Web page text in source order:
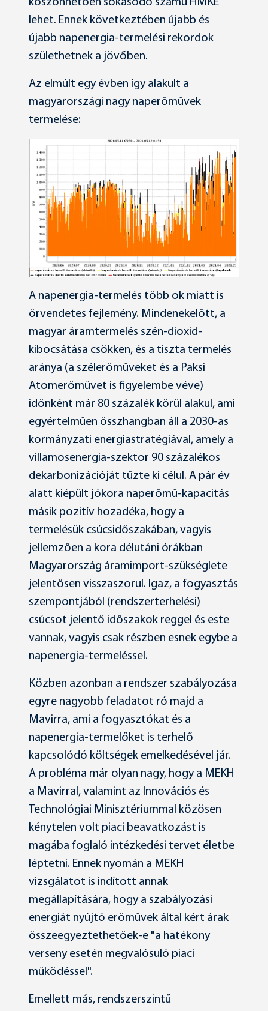
köszönhetően sokasodó számú HMKE
lehet. Ennek következtében újabb és
újabb napenergia-termelési rekordok
születhetnek a jövőben.
Az elmúlt egy évben így alakult a
magyarországi nagy naperőművek
termelése:
A napenergia-termelés több ok miatt is
örvendetes fejlemény. Mindenekelőtt, a
magyar áramtermelés szén-dioxid-
kibocsátása csökken, és a tiszta termelés
aránya (a szélerőműveket és a Paksi
Atomerőművet is figyelembe véve)
időnként már 80 százalék körül alakul, ami
egyértelműen összhangban áll a 2030-as
kormányzati energiastratégiával, amely a
villamosenergia-szektor 90 százalékos
dekarbonizációját tűzte ki célul. A pár év
alatt kiépült jókora naperőmű-kapacitás
másik pozitív hozadéka, hogy a
termelésük csúcsidőszakában, vagyis
jellemzően a kora délutáni órákban
Magyarország áramimport-szükséglete
jelentősen visszaszorul. Igaz, a fogyasztás
szempontjából (rendszerterhelési)
csúcsot jelentő időszakok reggel és este
vannak, vagyis csak részben esnek egybe a
napenergia-termeléssel.
Közben azonban a rendszer szabályozása
egyre nagyobb feladatot ró majd a
Mavirra, ami a fogyasztókat és a
napenergia-termelőket is terhelő
kapcsolódó költségek emelkedésével jár.
A probléma már olyan nagy, hogy a MEKH
a Mavirral, valamint az Innovációs és
Technológiai Minisztériummal közösen
kénytelen volt piaci beavatkozást is
magába foglaló intézkedési tervet életbe
léptetni. Ennek nyomán a MEKH
vizsgálatot is indított annak
megállapítására, hogy a szabályozási
energiát nyújtó erőművek által kért árak
összeegyeztethetőek-e "a hatékony
verseny esetén megvalósuló piaci
működéssel".
Emellett más, rendszerszintű